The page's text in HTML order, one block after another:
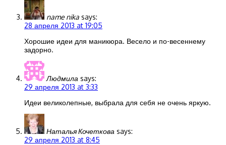
name nika says:
28 апреля 2013 at 19:05
Хорошие идеи для маникюра. Весело и по-весеннему
задорно.
Людмила says:
29 апреля 2013 at 3:33
Идеи великолепные, выбрала для себя не очень яркую.
Наталья Кочеткова says:
29 апреля 2013 at 8:45